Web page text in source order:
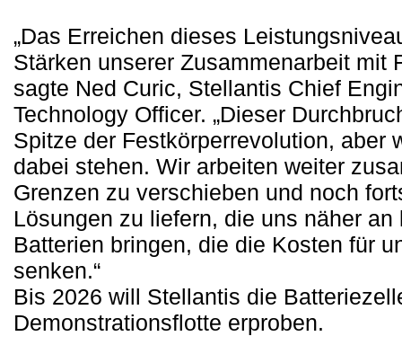
„Das Erreichen dieses
Stärken unserer Zusammenarbeit mit
sagte Ned Curic, Stellantis Chief
Technology Officer. „Dieser
Spitze der Festkörperrevolution, aber
dabei stehen. Wir arbeiten weiter
Grenzen zu verschieben und noch
Lösungen zu liefern, die uns näher
Batterien bringen, die die Kosten für
senken.“
Bis 2026 will Stellantis die
Demonstrationsflotte erproben.